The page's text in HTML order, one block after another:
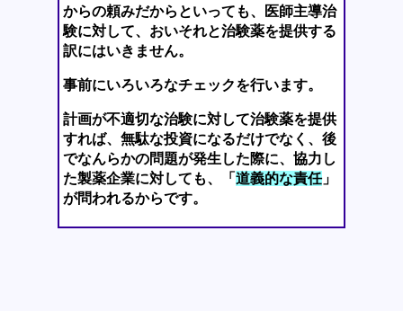
からの頼みだからといっても、医師主導治
験に対して、おいそれと治験薬を提供する
訳にはいきません。
事前にいろいろなチェックを行います。
計画が不適切な治験に対して治験薬を提供
すれば、無駄な投資になるだけでなく、後
でなんらかの問題が発生した際に、協力し
た製薬企業に対しても、「 道義的な責任」
が問われるからです。